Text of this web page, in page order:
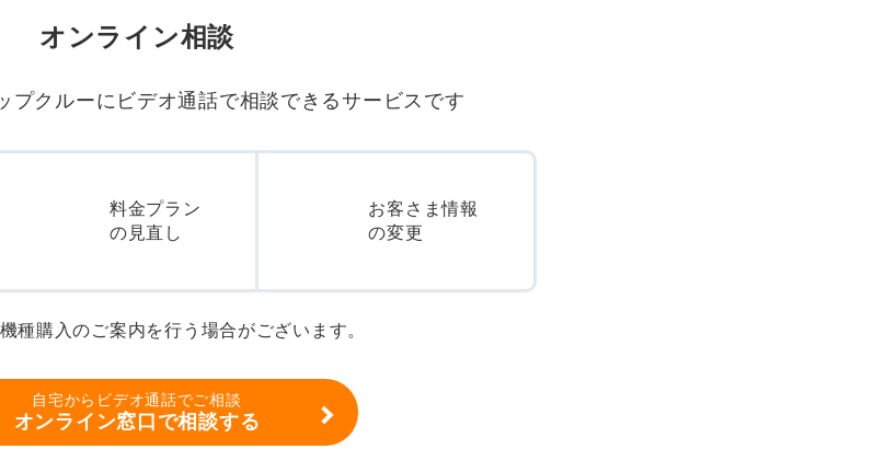
オンライン相談
プクルーに ビデオ通話で相談できるサービスです
料金プラン
の見直し
お客さま情報
の変更
種購入のご案内を行う場合がございます。
自宅からビデオ通話でご相談
オンライン窓口で相談する